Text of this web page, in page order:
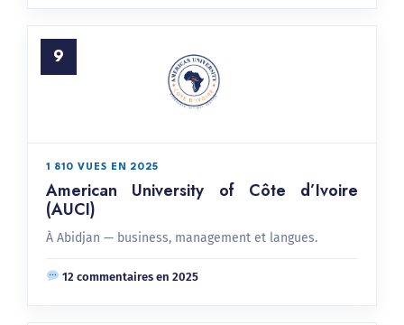
9
1 810 VUES EN 2025
American University of Côte d’Ivoire
(AUCI)
À Abidjan — business, management et langues.
12 commentaires en 2025